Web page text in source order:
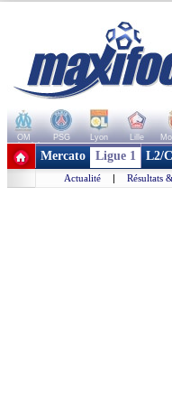
OM PSG Lyon Lille
+ de clubs
Mercato Ligue 1 L2/
Actualité | Résultats